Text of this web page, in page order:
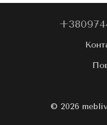
© 2026